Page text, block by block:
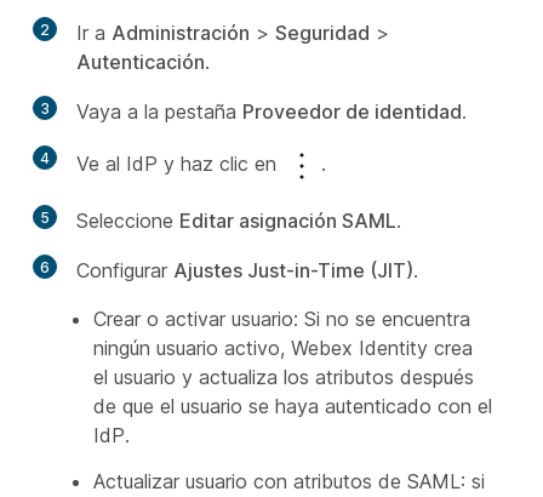
2 Ir a Administración > Seguridad >
Autenticación.
3 Vaya a la pestaña Proveedor de identidad.
4 Ve al IdP y haz clic en .
5 Seleccione Editar asignación SAML.
6 Configurar Ajustes Just-in-Time (JIT).
Crear o activar usuario: Si no se encuentra
ningún usuario activo, Webex Identity crea
el usuario y actualiza los atributos después
de que el usuario se haya autenticado con el
IdP.
Actualizar usuario con atributos de SAML: si